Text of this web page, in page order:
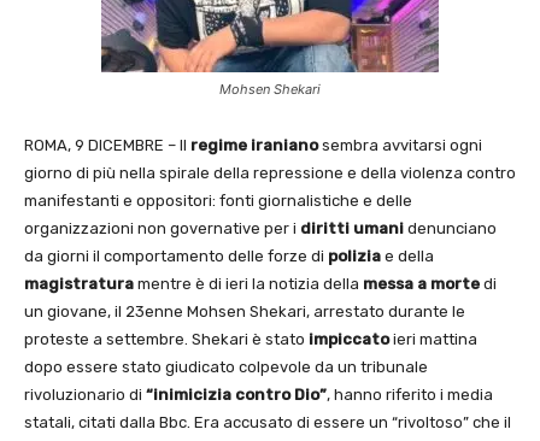
Mohsen Shekari
ROMA, 9 DICEMBRE – Il regime iranianosembra avvitarsi ogni
giorno di più nella spirale della repressione e della violenza contro
manifestanti e oppositori: fonti giornalistiche e delle
organizzazioni non governative per i diritti umani denunciano
da giorni il comportamento delle forze di polizia e della
magistratura mentre è di ieri la notizia della messa a morte di
un giovane, il 23enne Mohsen Shekari, arrestato durante le
proteste a settembre. Shekari è stato impiccatoieri mattina
dopo essere stato giudicato colpevole da un tribunale
rivoluzionario di “inimicizia contro Dio”, hanno riferito i media
statali, citati dalla Bbc. Era accusato di essere un “rivoltoso” che il